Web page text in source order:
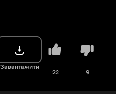
Завантажити
22 9